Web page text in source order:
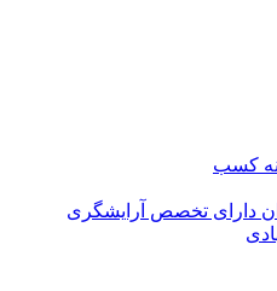
کسب
دارای تخصص آرایشگری